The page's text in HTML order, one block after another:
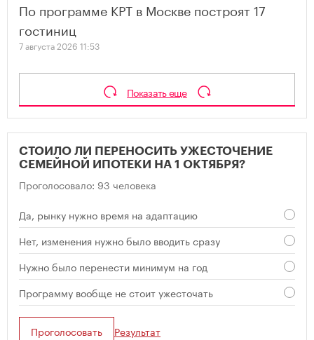
По программе КРТ в Москве построят 17
гостиниц
7 августа 2026 11:53
Показать еще
СТОИЛО ЛИ ПЕРЕНОСИТЬ УЖЕСТОЧЕНИЕ
СЕМЕЙНОЙ ИПОТЕКИ НА 1 ОКТЯБРЯ?
Проголосовало: 93 человека
Да, рынку нужно время на адаптацию
Нет, изменения нужно было вводить сразу
Нужно было перенести минимум на год
Программу вообще не стоит ужесточать
Проголосовать Результат